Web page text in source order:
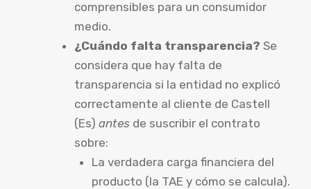
comprensibles para un consumidor
medio.
¿Cuándo falta transparencia? Se
considera que hay falta de
transparencia si la entidad no explicó
correctamente al cliente de Castell
(Es) antes de suscribir el contrato
sobre:
La verdadera carga financiera del
producto (la TAE y cómo se calcula).